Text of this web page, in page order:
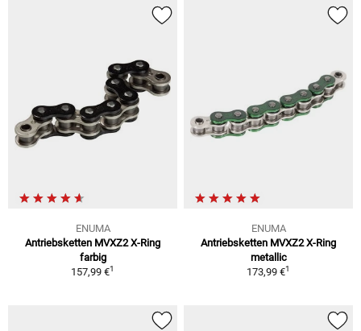
ENUMA
Antriebsketten MVXZ2 X-Ring
farbig
157,99 €1
ENUMA
Antriebsketten MVXZ2 X-Ring
metallic
173,99 €1